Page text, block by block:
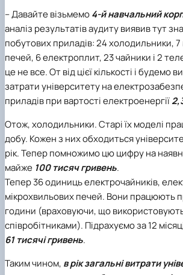
– Давайте візьмемо4-й навчальний
аналіз результатів аудиту виявив тут
побутових приладів: 24 холодильники,
печей, 6 електроплит, 23 чайники і 2
це не все. От від цієї кількості і будемо
затрати університету на
приладів при вартості електроенергії
Отож, холодильники. Старі їх моделі
добу. Кожен з них обходиться
рік. Тепер помножимо цю цифру на
майже 100 тисяч гривень.
Тепер 36 одиниць електрочайників,
мікрохвильових печей. Вони працюють
години (враховуючи, що
співробітниками). Підрахуємо за 12
61 тисячі гривень.
Таким чином, в рік загальні витрати